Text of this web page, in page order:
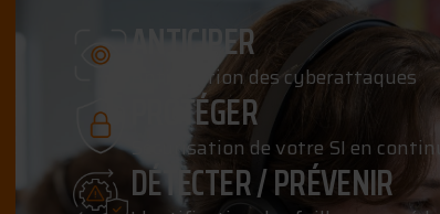
ANTICIPER
Anticipation des cyberattaques
PROTÉGER
Sécurisation de votre SI en
DÉTECTER / PRÉVENIR